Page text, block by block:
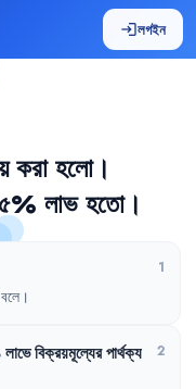
loginলগইন
করা হলো।
৫% লাভ হতো।
1
বলে ।
লাভেবিক্রয়মূল্যেরপার্থক্য
2